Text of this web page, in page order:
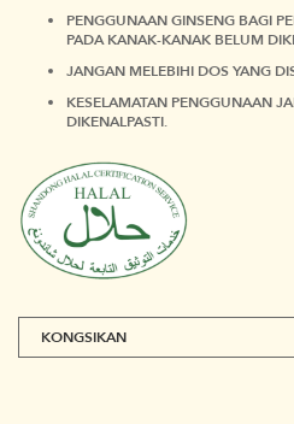
PENGGUNAAN GINSENG BAGI
PADA KANAK-KANAK BELUM
JANGAN MELEBIHI DOS YANG
KESELAMATAN PENGGUNAAN
DIKENALPASTI.
KONGSIKAN